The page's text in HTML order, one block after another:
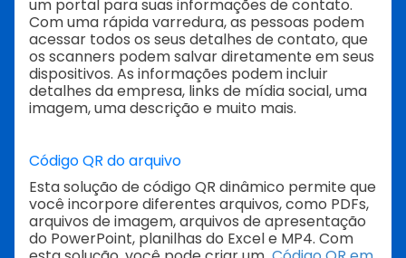
um portal para suas informações de contato.
Com uma rápida varredura, as pessoas podem
acessar todos os seus detalhes de contato, que
os scanners podem salvar diretamente em seus
dispositivos. As informações podem incluir
detalhes da empresa, links de mídia social, uma
imagem, uma descrição e muito mais.
Código QR do arquivo
Esta solução de código QR dinâmico permite que
você incorpore diferentes arquivos, como PDFs,
arquivos de imagem, arquivos de apresentação
do PowerPoint, planilhas do Excel e MP4. Com